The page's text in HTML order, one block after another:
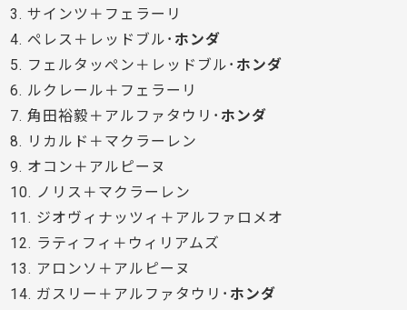
3. サインツ＋フェラーリ
4. ペレス＋レッドブル･ ホンダ
5. フェルタッペン＋レッドブル･ ホンダ
6. ルクレール＋フェラーリ
7. 角田裕毅＋アルファタウリ･ ホンダ
8. リカルド＋マクラーレン
9. オコン＋アルピーヌ
10. ノリス＋マクラーレン
11. ジオヴィナッツィ＋アルファロメオ
12. ラティフィ＋ウィリアムズ
13. アロンソ＋アルピーヌ
14. ガスリー＋アルファタウリ･ ホンダ